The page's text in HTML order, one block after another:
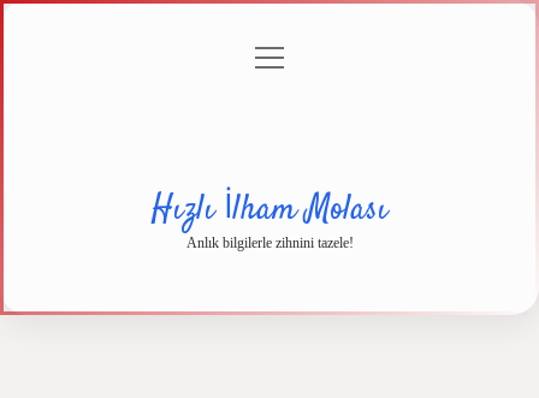
menüyü
Hızlı İlham Molası
Anlık bilgilerle zihnini tazele!